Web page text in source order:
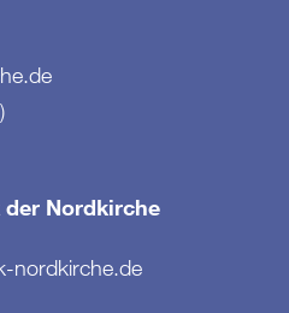
.de
Nordkirche
nordkirche.de